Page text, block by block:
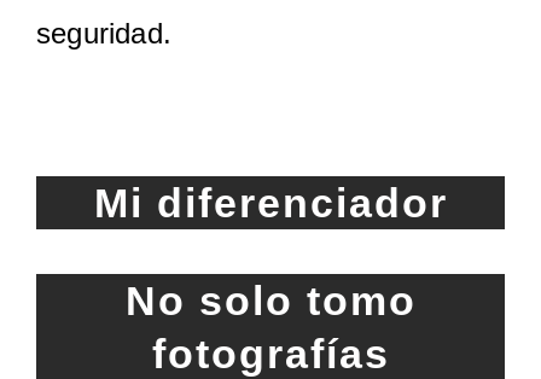
seguridad.
Mi diferenciador
No solo tomo
fotografías